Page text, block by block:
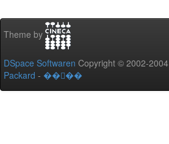
Theme by
DSpace Softwaren Copyright © 2002-2004
Packard - ����